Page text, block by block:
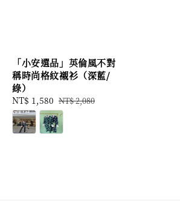
「小安選品」英倫風不對
稱時尚格紋襯衫（深藍/
綠）
Sale
price
NT$ 1,580 Regular
price
NT$ 2,080